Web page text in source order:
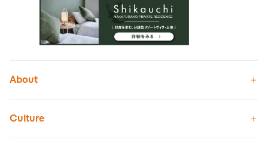
About
Culture